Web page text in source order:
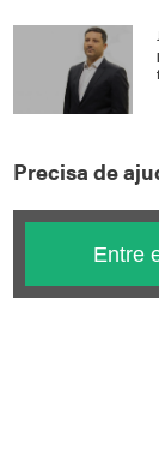
Precisa de
Entre